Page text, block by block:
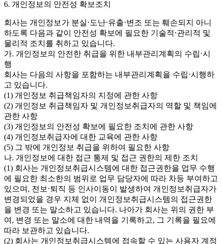
6. 개인정보의 안전성 확보조치
회사는 개인정보가 분실⋅도난⋅유출⋅변조 또는 훼손되지 아니
하도록 다음과 같이 안전성 확보에 필요한 기술적⋅관리적 및
물리적 조치를 취하고 있습니다.
가. 개인정보의 안전한 취급을 위한 내부관리계획의 수립⋅시
행
회사는 다음의 사항을 포함하는 내부관리계획을 수립⋅시행하
고 있습니다.
(1) 개인정보 취급책임자의 지정에 관한 사항
(2) 개인정보 취급책임자 및 개인정보취급자의 역할 및 책임에
관한 사항
(3) 개인정보의 안전성 확보에 필요한 조치에 관한 사항
(4) 개인정보취급자에 대한 교육에 관한 사항
(5) 그 밖에 개인정보 취급을 위하여 필요한 사항
나. 개인정보에 대한 접근 통제 및 접근 권한의 제한 조치
(1) 회사는 개인정보취급시스템에 대한 접근권한을 업무 수행
에 필요한 최소한의 범위로 업무 담당자에 따라 차등 부여하고
있으며, 전보⋅퇴직 등 인사이동이 발생하여 개인정보취급자가
변경되었을 경우 지체 없이 개인정보취급시스템의 접근권한
을 변경 또는 말소하고 있습니다. 나아가 회사는 위의 권한 부
여, 변경 또는 말소에 대한 내역을 기록하고, 그 기록을 필요에
따라 보관하고 있습니다.
(2) 회사는 개인정보취급시스템에 접속할 수 있는 사용자 계정